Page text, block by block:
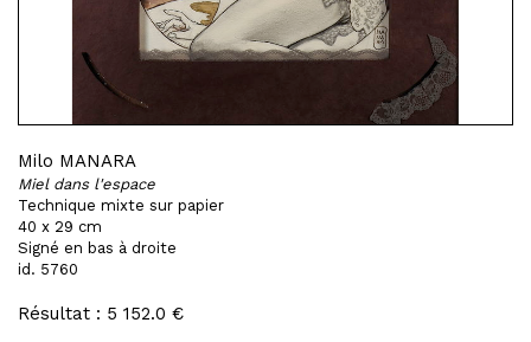
Milo MANARA
Miel dans l'espace
Technique mixte sur papier
40 x 29 cm
Signé en bas à droite
id. 5760
Résultat : 5 152.0 €